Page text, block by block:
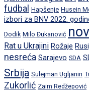
fudbal Hapšenje Husein
izbori za BNV 2022.
Dodik Milo Đukanović
Rat u Ukrajini Rožaje
nesreća Sarajevo SDA
Srbija Sulejman Ugljanin
Zukorlić Zaim Redžepović